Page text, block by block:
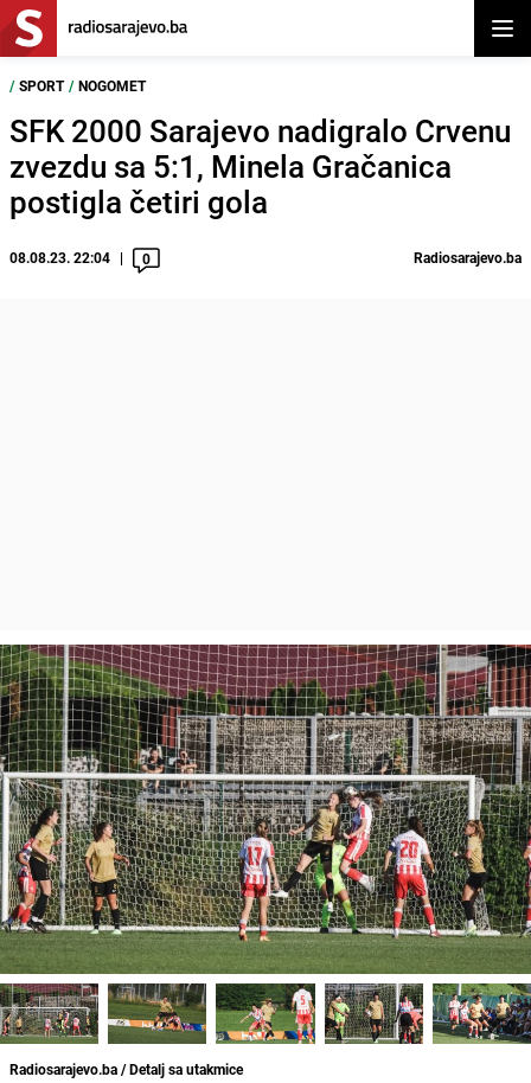
/ SPORT / NOGOMET
SFK 2000 Sarajevo nadigralo Crvenu
zvezdu sa 5:1, Minela Gračanica
postigla četiri gola
08.08.23. 22:04 0 Radiosarajevo.ba
Radiosarajevo.ba / Detalj sa utakmice